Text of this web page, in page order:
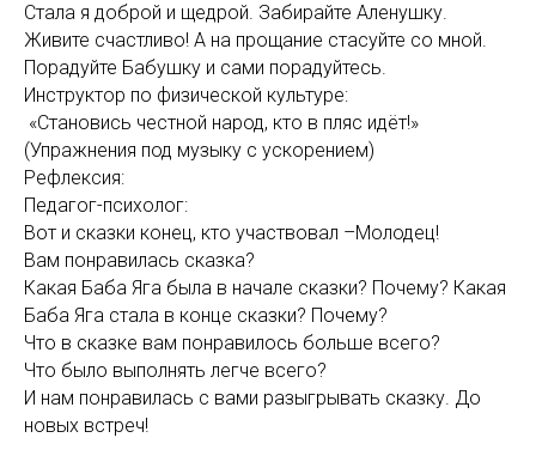
Стала я доброй и щедрой. Забирайте Аленушку.
Живите счастливо! А на прощание стасуйте со мной.
Порадуйте Бабушку и сами порадуйтесь.
Инструктор по физической культуре:
«Становись честной народ, кто в пляс идёт!»
(Упражнения под музыку с ускорением)
Рефлексия:
Педагог-психолог:
Вот и сказки конец, кто участвовал –Молодец!
Вам понравилась сказка?
Какая Баба Яга была в начале сказки? Почему? Какая
Баба Яга стала в конце сказки? Почему?
Что в сказке вам понравилось больше всего?
Что было выполнять легче всего?
И нам понравилась с вами разыгрывать сказку. До
новых встреч!